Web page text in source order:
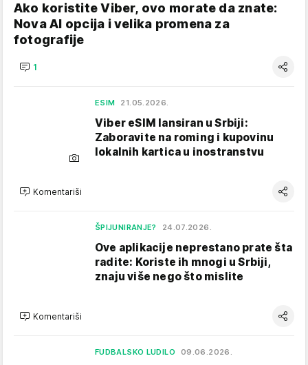
Ako koristite Viber, ovo morate da znate:
Nova AI opcija i velika promena za
fotografije
1
ESIM 21.05.2026.
Viber eSIM lansiran u Srbiji:
Zaboravite na roming i kupovinu
lokalnih kartica u inostranstvu
Komentariši
ŠPIJUNIRANJE? 24.07.2026.
Ove aplikacije neprestano prate šta
radite: Koriste ih mnogi u Srbiji,
znaju više nego što mislite
Komentariši
FUDBALSKO LUDILO 09.06.2026.